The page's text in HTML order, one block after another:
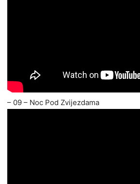
– 09 – Noc Pod Zvijezdama